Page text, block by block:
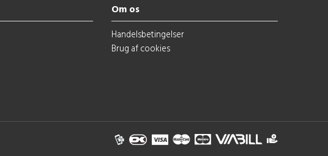
Om os
Handelsbetingelser
Brug af cookies